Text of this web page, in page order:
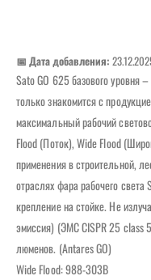
📅 Дата добавления:
Sato GO 625 базового уровня
только знакомится с
максимальный рабочий
Flood (Поток), Wide Flood
применения в строительной,
отраслях фара рабочего
крепление на стойке. Не
эмиссия) (ЭМС CISPR 25 class
люменов. (Antares GO)
Wide Flood: 988-303B